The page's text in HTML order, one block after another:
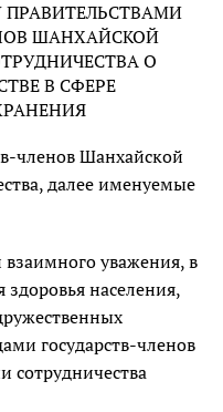
ШАНХАЙСКОЙ
О
В СФЕРЕ
членов Шанхайской
далее именуемые
взаимного уважения, в
населения,
государств-членов
сотрудничества